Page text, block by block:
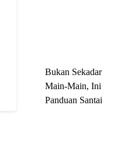
Bukan Sekadar
Main-Main, Ini
Panduan Santai